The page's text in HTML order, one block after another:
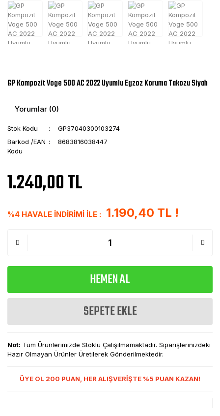
GP Kompozit Voge 500 AC 2022 Uyumlu Egzoz Koruma Takozu Siyah
Yorumlar (0)
Stok Kodu
GP37040300103274
Barkod /EAN
Kodu
8683816038447
1.240,00 TL
%4 HAVALE İNDİRİMİ İLE : 1.190,40 TL !
HEMEN AL
SEPETE EKLE
Not: Tüm Ürünlerimizde Stoklu Çalışılmamaktadır. Siparişlerinizdeki
Hazır Olmayan Ürünler Üretilerek Gönderilmektedir.
ÜYE OL 200 PUAN, HER ALIŞVERİŞTE %5 PUAN KAZAN!